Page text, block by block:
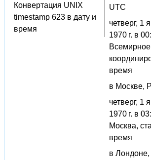
Конвертация UNIX
timestamp 623 в дату и
время
UTC
четверг, 1
1970 г. в
Всемирное
время
в Москве,
четверг, 1
1970 г. в
Москва,
время
в Лондоне,